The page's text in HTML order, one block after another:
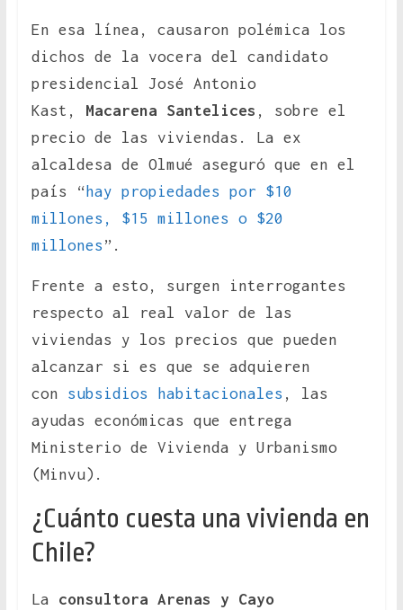
En esa línea, causaron polémica los
dichos de la vocera del candidato
presidencial José Antonio
Kast, Macarena Santelices , sobre el
precio de las viviendas. La ex
alcaldesa de Olmué aseguró que en el
país “ hay propiedades por $10
millones, $15 millones o $20
millones ”.
Frente a esto, surgen interrogantes
respecto al real valor de las
viviendas y los precios que pueden
alcanzar si es que se adquieren
con subsidios habitacionales , las
ayudas económicas que entrega
Ministerio de Vivienda y Urbanismo
(Minvu).
¿Cuánto cuesta una vivienda en
Chile?
La consultora Arenas y Cayo